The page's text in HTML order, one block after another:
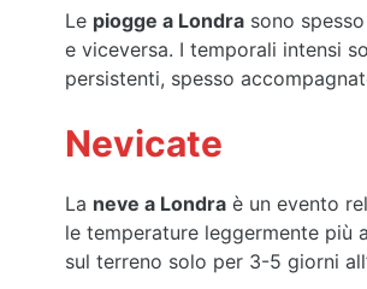
Le piogge a Londra sono
e viceversa. I temporali intensi
persistenti, spesso
Nevicate
La neve a Londra è un evento
le temperature leggermente più
sul terreno solo per 3-5 giorni